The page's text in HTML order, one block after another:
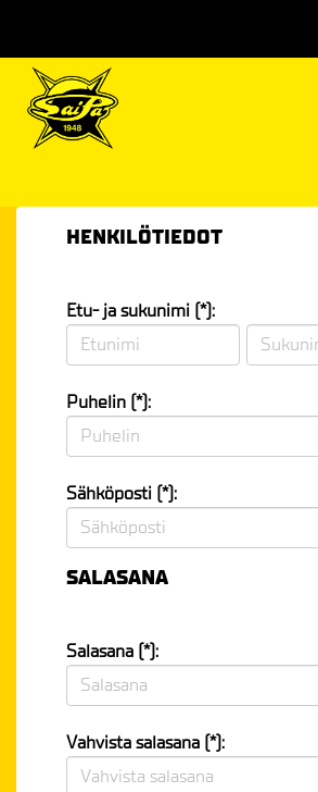
HENKILÖTIEDOT
Etu- ja sukunimi (*):
Puhelin (*):
Sähköposti (*):
SALASANA
Salasana (*):
Vahvista salasana (*):